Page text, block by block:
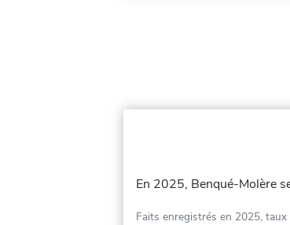
En 2025, Benqué-Molère
Faits enregistrés en 2025,